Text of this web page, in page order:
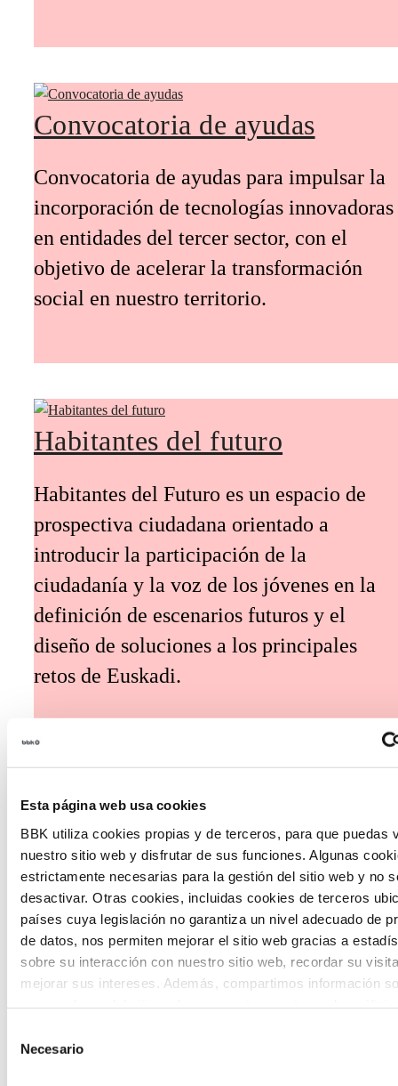
Esta página web usa cookies
BBK utiliza cookies propias y de terceros, para que puedas
nuestro sitio web y disfrutar de sus funciones. Algunas
estrictamente necesarias para la gestión del sitio web y no
desactivar. Otras cookies, incluidas cookies de terceros
países cuya legislación no garantiza un nivel adecuado de
de datos, nos permiten mejorar el sitio web gracias a
sobre su interacción con nuestro sitio web, recordar su
mejorar sus intereses. Además, compartimos información
proporcionado o que hayan recopilado a partir del uso que
Necesario
Futuros Inspiradores es una iniciativa de
BBK Kuna orientada a acercar a Bizkaia
más relevantes, de la mano de expertos y
voces internacionales de referencia. Su
propósito es traducir estos análisis en
claves útiles para el desarrollo social,
económico y tecnológico del territorio.
Convocatoria de ayudas
Convocatoria de ayudas para impulsar la
incorporación de tecnologías innovadoras
en entidades del tercer sector, con el
objetivo de acelerar la transformación
social en nuestro territorio.
Habitantes del futuro
Habitantes del Futuro es un espacio de
prospectiva ciudadana orientado a
introducir la participación de la
ciudadanía y la voz de los jóvenes en la
definición de escenarios futuros y el
diseño de soluciones a los principales
retos de Euskadi.